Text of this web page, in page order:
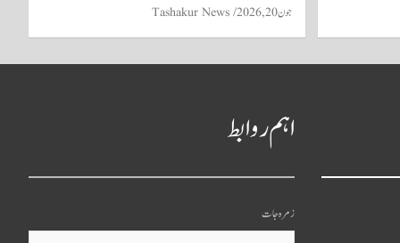
جون 20, 2026 Tashakur News
اہم روابط
زمرہ جات